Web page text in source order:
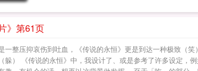
》第61页
一整压抑哀伤到吐血，《传说的永恒》更是到达一种极致（
） 《传说的永恒》中，我设计了、或是参考了许多设定，